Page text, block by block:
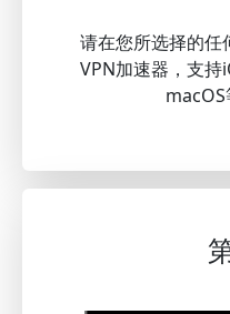
请在您所选择的任
VPN加速器，支
macOS